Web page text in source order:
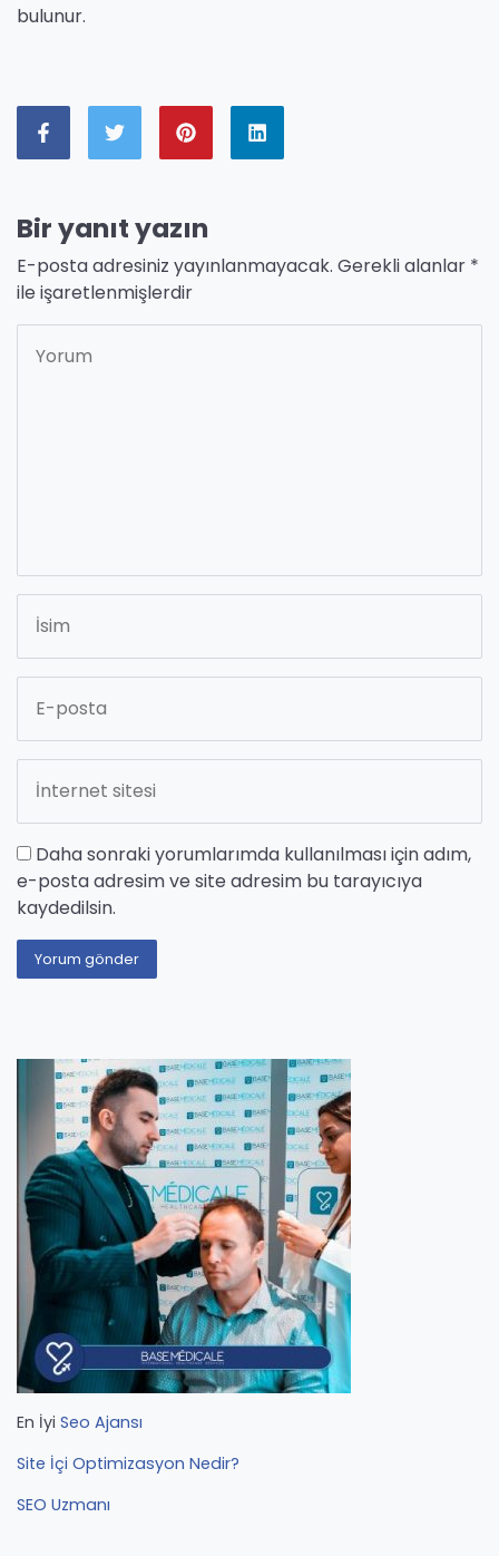
bulunur.
Bir yanıt yazın
E-posta adresiniz yayınlanmayacak. Gerekli alanlar *
ile işaretlenmişlerdir
Daha sonraki yorumlarımda kullanılması için adım,
e-posta adresim ve site adresim bu tarayıcıya
kaydedilsin.
En İyi Seo Ajansı
Site İçi Optimizasyon Nedir?
SEO Uzmanı